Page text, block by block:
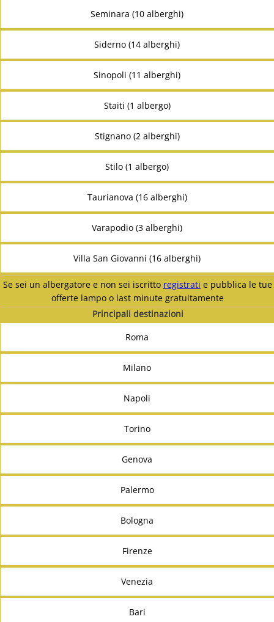
Seminara (10 alberghi)
Siderno (14 alberghi)
Sinopoli (11 alberghi)
Staiti (1 albergo)
Stignano (2 alberghi)
Stilo (1 albergo)
Taurianova (16 alberghi)
Varapodio (3 alberghi)
Villa San Giovanni (16 alberghi)
Se sei un albergatore e non sei iscritto registrati e pubblica le tue
offerte lampo o last minute gratuitamente
Principali destinazioni
Roma
Milano
Napoli
Torino
Genova
Palermo
Bologna
Firenze
Venezia
Bari